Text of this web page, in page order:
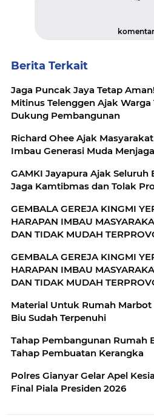
komentar
Berita Terkait
Jaga Puncak Jaya Tetap
Mitinus Telenggen Ajak
Dukung Pembangunan
Richard Ohee Ajak
Imbau Generasi Muda
GAMKI Jayapura Ajak Seluruh
Jaga Kamtibmas dan Tolak
GEMBALA GEREJA KINGMI
HARAPAN IMBAU
DAN TIDAK MUDAH
GEMBALA GEREJA KINGMI
HARAPAN IMBAU
DAN TIDAK MUDAH
Material Untuk Rumah Marbot
Biu Sudah Terpenuhi
Tahap Pembangunan Rumah
Tahap Pembuatan Kerangka
Polres Gianyar Gelar Apel
Final Piala Presiden 2026